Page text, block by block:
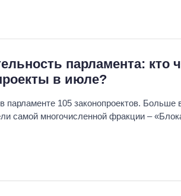
парламента: кто
в июле?
парламенте 105 законопроектов. Больше
самой многочисленной фракции –